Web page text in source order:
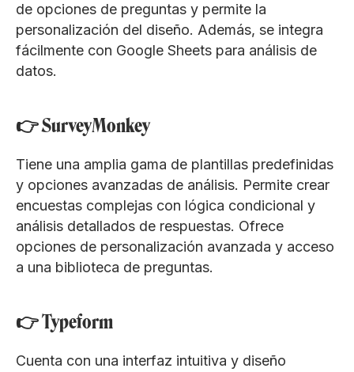
de opciones de preguntas y permite la
personalización del diseño. Además, se integra
fácilmente con Google Sheets para análisis de
datos.
👉 SurveyMonkey
Tiene una amplia gama de plantillas predefinidas
y opciones avanzadas de análisis. Permite crear
encuestas complejas con lógica condicional y
análisis detallados de respuestas. Ofrece
opciones de personalización avanzada y acceso
a una biblioteca de preguntas.
👉 Typeform
Cuenta con una interfaz intuitiva y diseño